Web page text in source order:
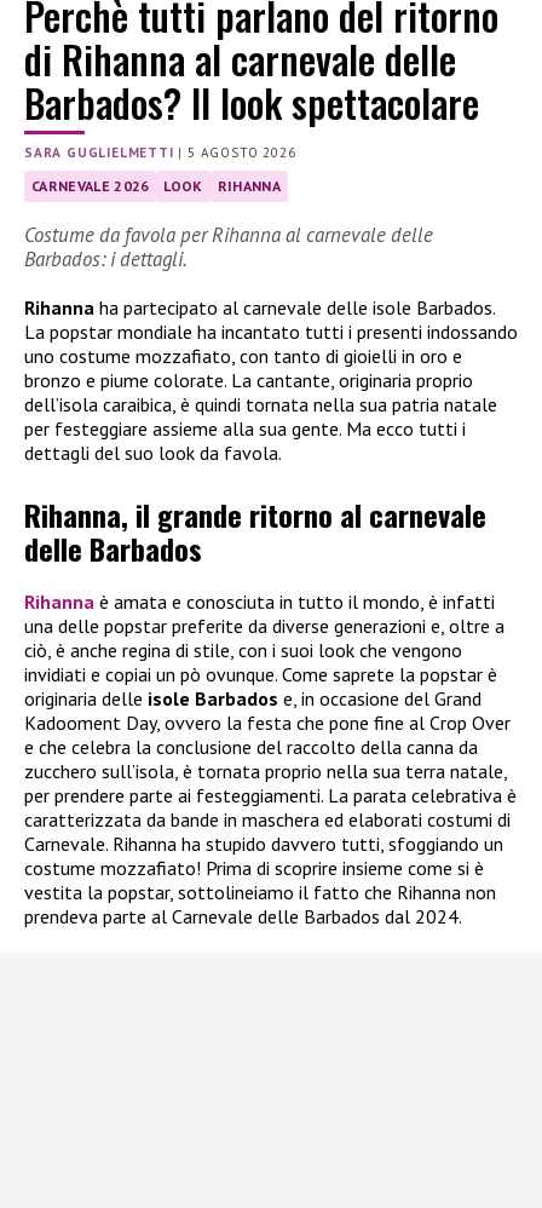
Perchè tutti parlano del ritorno
di Rihanna al carnevale delle
Barbados? Il look spettacolare
SARA GUGLIELMETTI |5 AGOSTO 2026
CARNEVALE 2026 LOOK RIHANNA
Costume da favola per Rihanna al carnevale delle
Barbados: i dettagli.
Rihanna ha partecipato al carnevale delle isole Barbados.
La popstar mondiale ha incantato tutti i presenti indossando
uno costume mozzafiato, con tanto di gioielli in oro e
bronzo e piume colorate. La cantante, originaria proprio
dell’isola caraibica, è quindi tornata nella sua patria natale
per festeggiare assieme alla sua gente. Ma ecco tutti i
dettagli del suo look da favola.
Rihanna, il grande ritorno al carnevale
delle Barbados
Rihanna è amata e conosciuta in tutto il mondo, è infatti
una delle popstar preferite da diverse generazioni e, oltre a
ciò, è anche regina di stile, con i suoi look che vengono
invidiati e copiai un pò ovunque. Come saprete la popstar è
originaria delle isole Barbados e, in occasione del Grand
Kadooment Day, ovvero la festa che pone fine al Crop Over
e che celebra la conclusione del raccolto della canna da
zucchero sull’isola, è tornata proprio nella sua terra natale,
per prendere parte ai festeggiamenti. La parata celebrativa è
caratterizzata da bande in maschera ed elaborati costumi di
Carnevale. Rihanna ha stupido davvero tutti, sfoggiando un
costume mozzafiato! Prima di scoprire insieme come si è
vestita la popstar, sottolineiamo il fatto che Rihanna non
prendeva parte al Carnevale delle Barbados dal 2024.